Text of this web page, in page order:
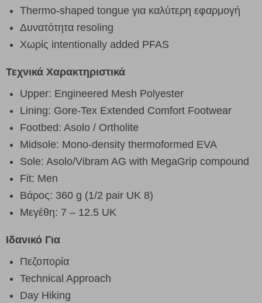
Thermo-shaped tongue για καλύτερη εφαρμογή
Δυνατότητα resoling
Χωρίς intentionally added PFAS
Τεχνικά Χαρακτηριστικά
Upper: Engineered Mesh Polyester
Lining: Gore-Tex Extended Comfort Footwear
Footbed: Asolo / Ortholite
Midsole: Mono-density thermoformed EVA
Sole: Asolo/Vibram AG with MegaGrip compound
Fit: Men
Βάρος: 360 g (1/2 pair UK 8)
Μεγέθη: 7 – 12.5 UK
Ιδανικό Για
Πεζοπορία
Technical Approach
Day Hiking